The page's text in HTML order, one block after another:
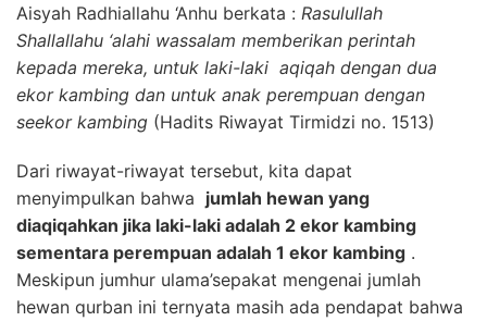
Aisyah Radhiallahu ‘Anhu berkata : Rasulullah
Shallallahu ‘alahi wassalam memberikan perintah
kepada mereka, untuk laki-laki aqiqah dengan dua
ekor kambing dan untuk anak perempuan dengan
seekor kambing (Hadits Riwayat Tirmidzi no. 1513)
Dari riwayat-riwayat tersebut, kita dapat
menyimpulkan bahwa jumlah hewan yang
diaqiqahkan jika laki-laki adalah 2 ekor kambing
sementara perempuan adalah 1 ekor kambing .
Meskipun jumhur ulama’sepakat mengenai jumlah
hewan qurban ini ternyata masih ada pendapat bahwa